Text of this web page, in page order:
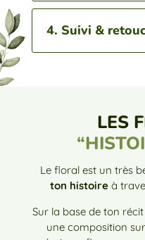
4. Suivi &
LES
Le floral est un très
ton histoire à
Sur la base de ton
une composition